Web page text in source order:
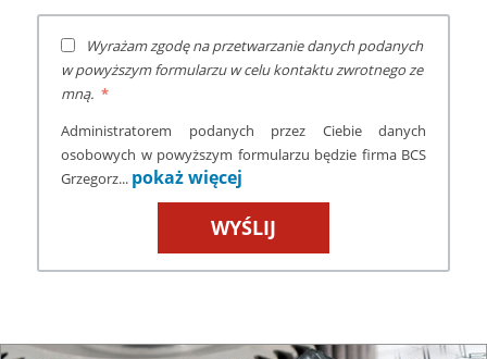
Wyrażam zgodę na przetwarzanie danych podanych
w powyższym formularzu w celu kontaktu zwrotnego ze
mną.
Administratorem podanych przez Ciebie danych
osobowych w powyższym formularzu będzie firma BCS
Grzegorz... pokaż więcej
WYŚLIJ